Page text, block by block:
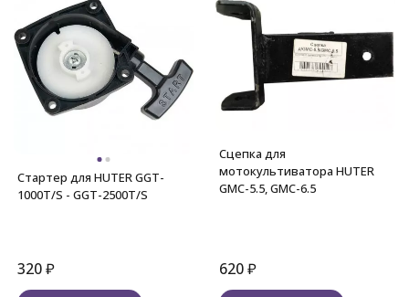
Стартер для HUTER GGT-
1000T/S - GGT-2500T/S
320₽
Сцепка для
мотокультиватора HUTER
GMC-5.5, GMC-6.5
620₽